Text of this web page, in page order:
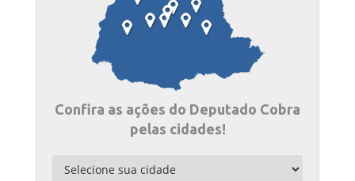
Confira as ações do Deputado Cobra
pelas cidades!